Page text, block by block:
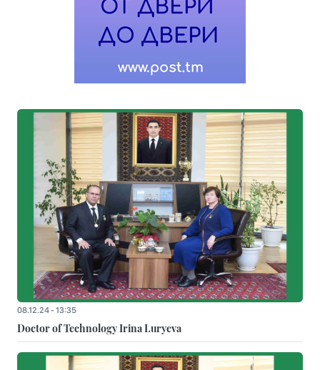
08.12.24 - 13:35
Doctor of Technology Irina Luryeva